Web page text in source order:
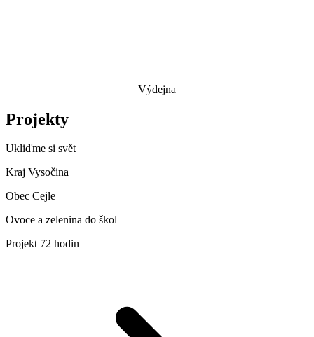
Výdejna
Projekty
Ukliďme si svět
Kraj Vysočina
Obec Cejle
Ovoce a zelenina do škol
Projekt 72 hodin